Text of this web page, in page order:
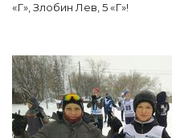
«Г», Злобин Лев, 5 «Г»!